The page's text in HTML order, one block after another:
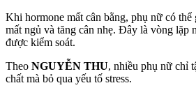
Khi hormone mất cân bằng, phụ nữ có
mất ngủ và tăng cân nhẹ. Đây là vòng lặp
được kiểm soát.
Theo NGUYỄN THU, nhiều phụ nữ chỉ
chất mà bỏ qua yếu tố stress.